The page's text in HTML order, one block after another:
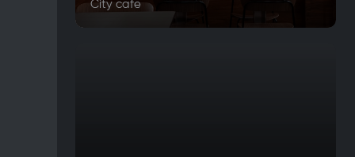
City cafe